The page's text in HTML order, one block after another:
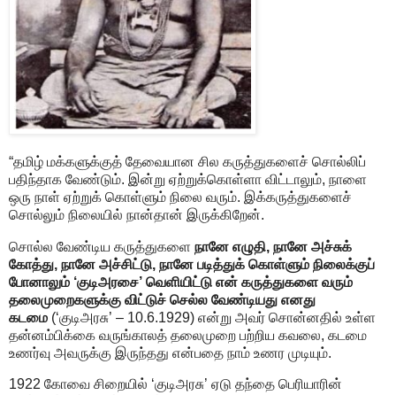
“தமிழ் மக்களுக்குத் தேவையான சில கருத்துகளைச் சொல்லிப்
பதிந்தாக வேண்டும். இன்று ஏற்றுக்கொள்ளா விட்டாலும், நாளை
ஒரு நாள் ஏற்றுக் கொள்ளும் நிலை வரும். இக்கருத்துகளைச்
சொல்லும் நிலையில் நான்தான் இருக்கிறேன்.
சொல்ல வேண்டிய கருத்துகளை நானே எழுதி, நானே அச்சுக்
கோத்து, நானே அச்சிட்டு, நானே படித்துக் கொள்ளும் நிலைக்குப்
போனாலும் ‘குடிஅரசை’ வெளியிட்டு என் கருத்துகளை வரும்
தலைமுறைகளுக்கு விட்டுச் செல்ல வேண்டியது எனது
கடமை (‘குடிஅரசு’ – 10.6.1929) என்று அவர் சொன்னதில் உள்ள
தன்னம்பிக்கை வருங்காலத் தலைமுறை பற்றிய கவலை, கடமை
உணர்வு அவருக்கு இருந்தது என்பதை நாம் உணர முடியும்.
1922 கோவை சிறையில் ‘குடிஅரசு’ ஏடு தந்தை பெரியாரின்